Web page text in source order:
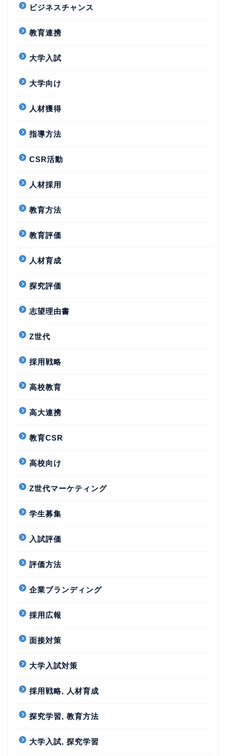
ビジネスチャンス
教育連携
大学入試
大学向け
人材獲得
指導方法
CSR活動
人材採用
教育方法
教育評価
人材育成
探究評価
志望理由書
Z世代
採用戦略
高校教育
高大連携
教育CSR
高校向け
Z世代マーケティング
学生募集
入試評価
評価方法
企業ブランディング
採用広報
面接対策
大学入試対策
採用戦略, 人材育成
探究学習, 教育方法
大学入試, 探究学習